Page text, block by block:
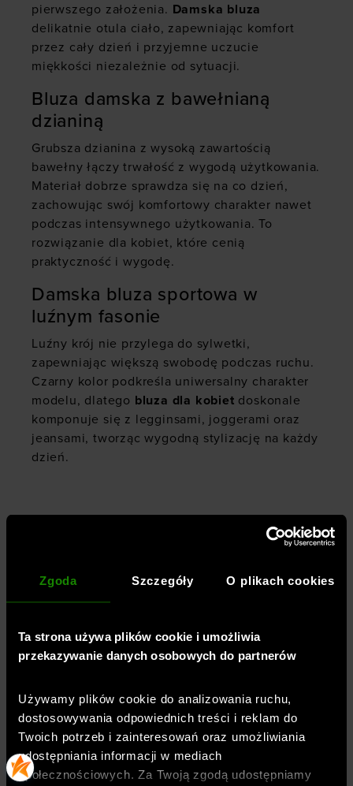
Zgoda Szczegóły O plikach cookies
Ta strona używa plików cookie i umożliwia
przekazywanie danych osobowych do partnerów
Używamy plików cookie do analizowania ruchu,
dostosowywania odpowiednich treści i reklam do
Twoich potrzeb i zainteresowań oraz umożliwiania
udostępniania informacji w mediach
społecznościowych. Za Twoją zgodą udostępniamy
pierwszego założenia. Damska bluza
delikatnie otula ciało, zapewniając komfort
przez cały dzień i przyjemne uczucie
miękkości niezależnie od sytuacji.
Bluza damska z bawełnianą
dzianiną
Grubsza dzianina z wysoką zawartością
bawełny łączy trwałość z wygodą użytkowania.
Materiał dobrze sprawdza się na co dzień,
zachowując swój komfortowy charakter nawet
podczas intensywnego użytkowania. To
rozwiązanie dla kobiet, które cenią
praktyczność i wygodę.
Damska bluza sportowa w
luźnym fasonie
Luźny krój nie przylega do sylwetki,
zapewniając większą swobodę podczas ruchu.
Czarny kolor podkreśla uniwersalny charakter
modelu, dlatego bluza dla kobiet doskonale
komponuje się z legginsami, joggerami oraz
jeansami, tworząc wygodną stylizację na każdy
dzień.
Przeznaczenie
sportstyle
Marka: 4F
Długość: standardowa
Rękaw : długi
Materiał dominujący
bawełna
Kaptur: bez kaptura
Rodzaj zapięcia: bez zapięcia